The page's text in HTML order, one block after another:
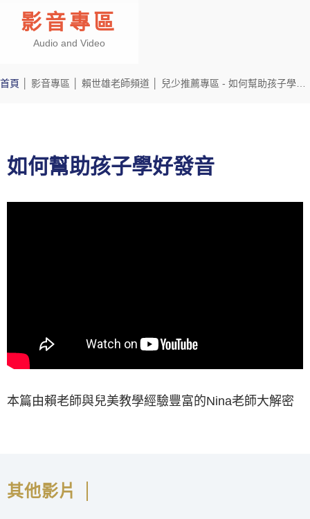
影音專區
Audio and Video
首頁 影音專區 賴世雄老師頻道 兒少推薦專區 - 如何幫助孩子學好發音
如何幫助孩子學好發音
本篇由賴老師與兒美教學經驗豐富的Nina老師大解密
其他影片